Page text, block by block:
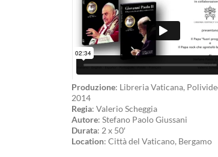
Produzione: Libreria Vaticana,
2014
Regia: Valerio Scheggia
Autore: Stefano Paolo Giussani
Durata: 2 x 50′
Location: Città del Vaticano, Bergamo